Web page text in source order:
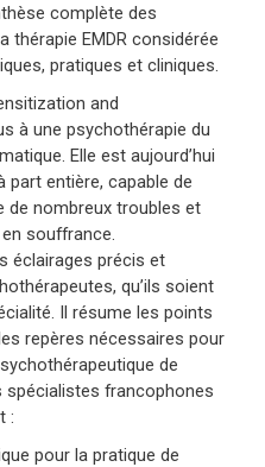
complète des
thérapie EMDR considérée
pratiques et cliniques.
and
à une psychothérapie du
Elle est aujourd’hui
part entière, capable de
de nombreux troubles et
souffrance.
éclairages précis et
qu’ils soient
Il résume les points
repères nécessaires pour
de
spécialistes francophones
:
pour la pratique de